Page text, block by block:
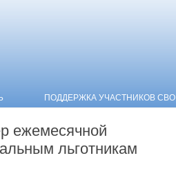
ПОДДЕРЖКА УЧАСТНИКОВ СВО
ежемесячной
льготникам